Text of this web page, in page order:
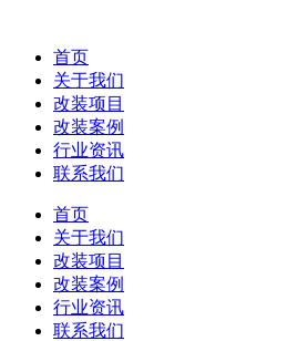
首页
关于我们
改装项目
改装案例
行业资讯
联系我们
首页
关于我们
改装项目
改装案例
行业资讯
联系我们